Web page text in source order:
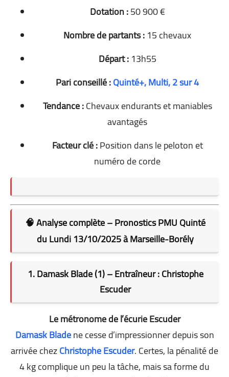
Dotation :50 900 €
Nombre de partants :15 chevaux
Départ :13h55
Pari conseillé :Quinté+, Multi, 2 sur 4
Tendance :Chevaux endurants et maniables
avantagés
Facteur clé :Position dans le peloton et
numéro de corde
🧠 Analyse complète – Pronostics PMU Quinté
du Lundi 13/10/2025 à Marseille-Borély
1. Damask Blade (1) – Entraîneur : Christophe
Escuder
Le métronome de l’écurie Escuder
Damask Bladene cesse d’impressionner depuis son
arrivée chezChristophe Escuder. Certes, la pénalité de
4 kg complique un peu la tâche, mais sa forme du